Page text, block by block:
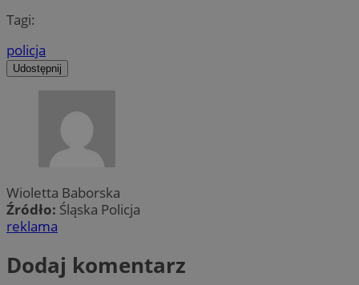
Tagi:
policja
Udostępnij
Wioletta Baborska
Źródło: Śląska Policja
reklama
Dodaj komentarz